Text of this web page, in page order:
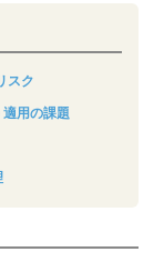
スク
用の課題